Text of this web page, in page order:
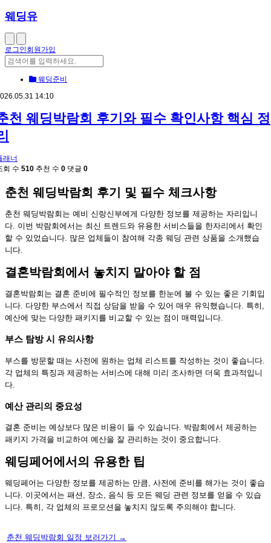
웨딩유
로그인회원가입
웨딩준비
14:10
천 웨딩박람회 후기와 필수 확인사항 핵심 정
래너
회 수 510 추천 수 0 댓글 0
춘천 웨딩박람회 후기 및 필수 체크사항
춘천 웨딩박람회는 예비 신랑신부에게 다양한 정보를 제공하는 자리입니
다. 이번 박람회에서는 최신 트렌드와 유용한 서비스들을 한자리에서 확인
할 수 있었습니다. 많은 업체들이 참여해 각종 웨딩 관련 상품을 소개했습
니다.
결혼박람회에서 놓치지 말아야 할 점
결혼박람회는 결혼 준비에 필수적인 정보를 한눈에 볼 수 있는 좋은 기회입
니다. 다양한 부스에서 직접 상담을 받을 수 있어 매우 유익했습니다. 특히,
예산에 맞는 다양한 패키지를 비교할 수 있는 점이 매력입니다.
부스 탐방 시 유의사항
부스를 방문할 때는 사전에 원하는 업체 리스트를 작성하는 것이 좋습니다.
각 업체의 특징과 제공하는 서비스에 대해 미리 조사하면 더욱 효과적입니
다.
예산 관리의 중요성
결혼 준비는 예상보다 많은 비용이 들 수 있습니다. 박람회에서 제공하는
패키지 가격을 비교하여 예산을 잘 관리하는 것이 중요합니다.
웨딩페어에서의 유용한 팁
웨딩페어는 다양한 정보를 제공하는 만큼, 사전에 준비를 해가는 것이 좋습
니다. 이곳에서는 패션, 장소, 음식 등 모든 웨딩 관련 정보를 얻을 수 있습
니다. 특히, 각 업체의 프로모션을 놓치지 않도록 주의해야 합니다.
춘천 웨딩박람회 일정 보러가기 →